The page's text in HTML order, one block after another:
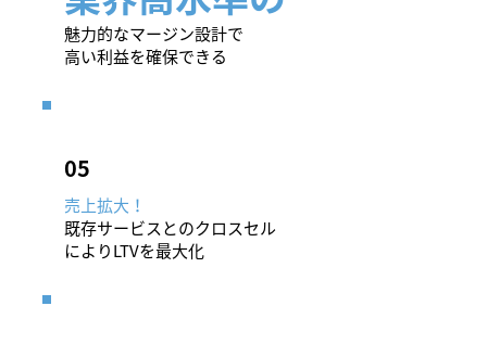
魅力的なマージン設計で
高い利益を確保できる
​05
売上拡大！
既存サービスとのクロスセル
によりLTVを最大化